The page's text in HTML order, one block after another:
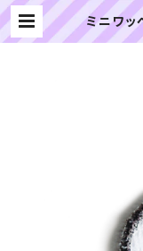
ミニワッ
の生地や